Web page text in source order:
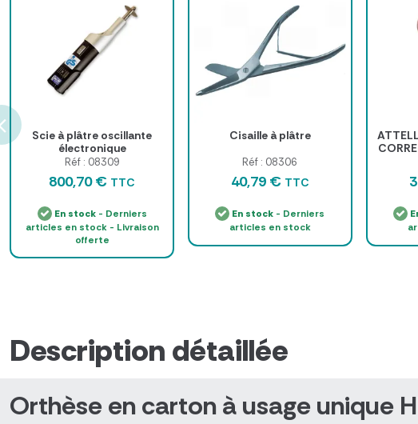
Scie à plâtre oscillante
électronique
Réf : 08309
800,70 € TTC
En stock- Derniers
articles en stock - Livraison
offerte
Cisaille à plâtre
Réf : 08306
40,79 € TTC
En stock - Derniers
articles en stock
Description détaillée
Orthèse en carton à usage unique